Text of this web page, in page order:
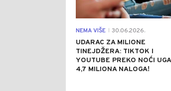
NEMA VIŠE 30.06.2026.
UDARAC ZA MILIONE
TINEJDŽERA: TIKTOK I
YOUTUBE PREKO NOĆI
4,7 MILIONA NALOGA!